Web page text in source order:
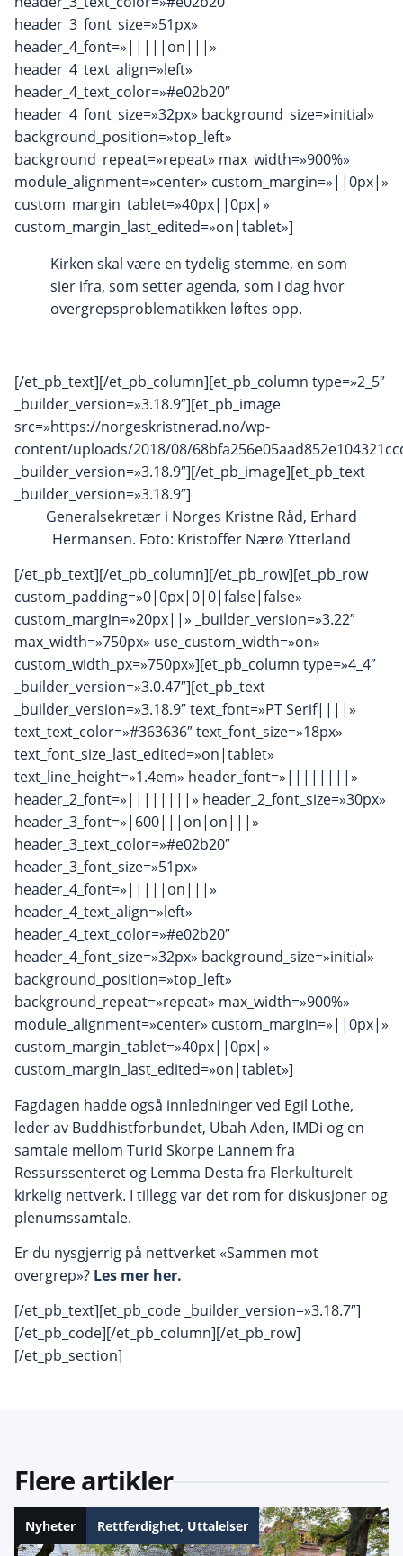
header_3_font_size=»51px»
header_4_font=»|||||on|||»
header_4_text_align=»left»
header_4_text_color=»#e02b20″
header_4_font_size=»32px» background_size=»initial»
background_position=»top_left»
background_repeat=»repeat» max_width=»900%»
module_alignment=»center» custom_margin=»||0px|»
custom_margin_tablet=»40px||0px|»
custom_margin_last_edited=»on|tablet»]
Kirken skal være en tydelig stemme, en som
sier ifra, som setter agenda, som i dag hvor
overgrepsproblematikken løftes opp.
[/et_pb_text][/et_pb_column][et_pb_column type=»2_5″
_builder_version=»3.18.9″][et_pb_image
src=»https://norgeskristnerad.no/wp-
content/uploads/2018/08/
_builder_version=»3.18.9″][/et_pb_image][et_pb_text
_builder_version=»3.18.9″]
Generalsekretær i Norges Kristne Råd, Erhard
Hermansen. Foto: Kristoffer Nærø Ytterland
[/et_pb_text][/et_pb_column][/et_pb_row][et_pb_row
custom_padding=»0|0px|0|0|false|false»
custom_margin=»20px||» _builder_version=»3.22″
max_width=»750px» use_custom_width=»on»
custom_width_px=»750px»][et_pb_column type=»4_4″
_builder_version=»3.0.47″][et_pb_text
_builder_version=»3.18.9″ text_font=»PT Serif||||»
text_text_color=»#363636″ text_font_size=»18px»
text_font_size_last_edited=»on|tablet»
text_line_height=»1.4em» header_font=»||||||||»
header_2_font=»||||||||» header_2_font_size=»30px»
header_3_font=»|600|||on|on|||»
header_3_text_color=»#e02b20″
header_3_font_size=»51px»
header_4_font=»|||||on|||»
header_4_text_align=»left»
header_4_text_color=»#e02b20″
header_4_font_size=»32px» background_size=»initial»
background_position=»top_left»
background_repeat=»repeat» max_width=»900%»
module_alignment=»center» custom_margin=»||0px|»
custom_margin_tablet=»40px||0px|»
custom_margin_last_edited=»on|tablet»]
Fagdagen hadde også innledninger ved Egil Lothe,
leder av Buddhistforbundet, Ubah Aden, IMDi og en
samtale mellom Turid Skorpe Lannem fra
Ressurssenteret og Lemma Desta fra Flerkulturelt
kirkelig nettverk. I tillegg var det rom for diskusjoner og
plenumssamtale.
Er du nysgjerrig på nettverket «Sammen mot
overgrep»? Les mer her.
[/et_pb_text][et_pb_code _builder_version=»3.18.7″]
[/et_pb_code][/et_pb_column][/et_pb_row]
[/et_pb_section]
Flere artikler
Nyheter Rettferdighet, Uttalelser